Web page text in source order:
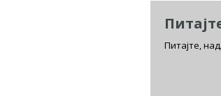
Питајте,